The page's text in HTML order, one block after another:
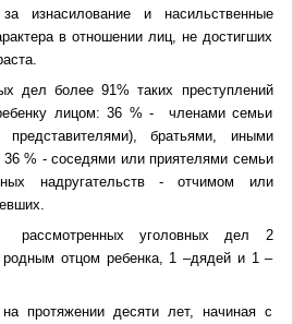
изнасилование и насильственные
в отношении лиц, не достигших
дел более 91% таких преступлений
лицом: 36 % - членами семьи
представителями), братьями, иными
36 % - соседями или приятелями семьи
надругательств - отчимом или
уголовных дел 2
родным отцом ребенка, 1 –дядей и 1 –
протяжении десяти лет, начиная с